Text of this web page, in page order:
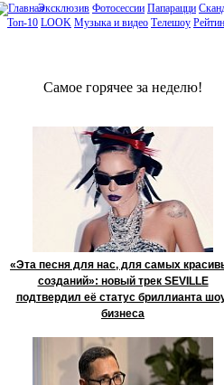
Эксклюзив Фотосессии Папарацци
Топ-10 LOOK Музыка и видео Телешоу
Сaмое гoрячее за неделю!
«Эта песня для нас, для самых
созданий»: новый трек SEVILLE
подтвердил её статус бриллианта
бизнеса